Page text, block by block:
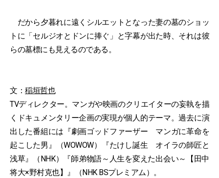
だから夕暮れに遠くシルエットとなった妻の墓のショッ
トに「セルジオとドンに捧ぐ」と字幕が出た時、それは彼
らの墓標にも見えるのである。
文： 稲垣哲也
TVディレクター。マンガや映画のクリエイターの妄執を描
くドキュメンタリー企画の実現が個人的テーマ。過去に演
出した番組には『劇画ゴッドファーザー マンガに革命を
起こした男』（WOWOW）『たけし誕生 オイラの師匠と
浅草』（NHK）『師弟物語～人生を変えた出会い～【田中
将大×野村克也】』（NHK BSプレミアム）。